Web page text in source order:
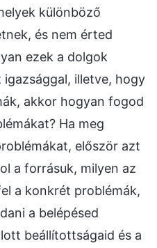
különböző
és nem érted
ezek a dolgok
illetve, hogy
akkor hogyan fogod
Ha meg
először azt
a forrásuk, milyen az
a konkrét problémák,
a belépésed
beállítottságaid és a